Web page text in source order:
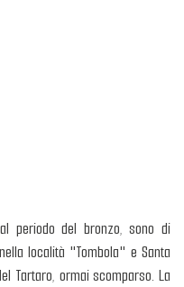
periodo del bronzo, sono di
località "Tombola" e Santa
Tartaro, ormai scomparso. La